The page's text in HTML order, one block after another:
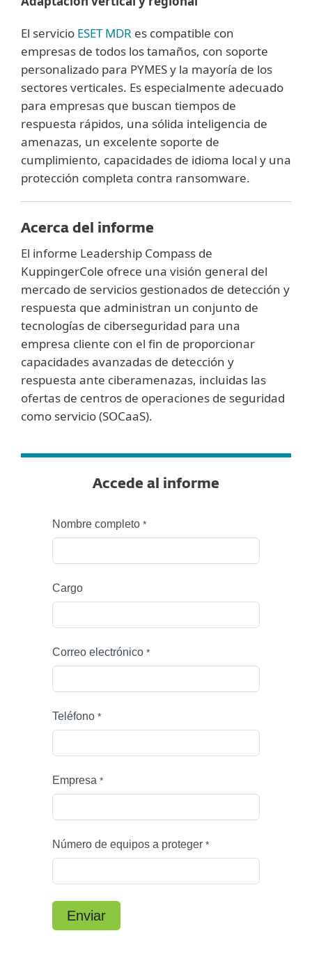
El servicio ESET MDR es compatible con
empresas de todos los tamaños, con soporte
personalizado para PYMES y la mayoría de los
sectores verticales. Es especialmente adecuado
para empresas que buscan tiempos de
respuesta rápidos, una sólida inteligencia de
amenazas, un excelente soporte de
cumplimiento, capacidades de idioma local y una
protección completa contra ransomware.
Acerca del informe
El informe Leadership Compass de
KuppingerCole ofrece una visión general del
mercado de servicios gestionados de detección y
respuesta que administran un conjunto de
tecnologías de ciberseguridad para una
empresa cliente con el fin de proporcionar
capacidades avanzadas de detección y
respuesta ante ciberamenazas, incluidas las
ofertas de centros de operaciones de seguridad
como servicio (SOCaaS).
Accede al informe